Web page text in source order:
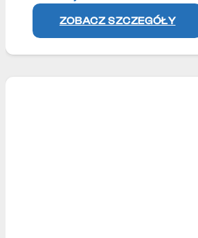
ZOBACZ SZCZEGÓŁY